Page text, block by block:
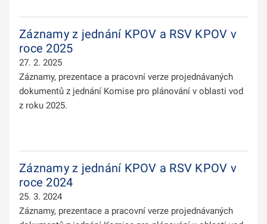
Záznamy z jednání KPOV a RSV KPOV v
roce 2025
27. 2. 2025
Záznamy, prezentace a pracovní verze projednávaných
dokumentů z jednání Komise pro plánování v oblasti vod
z roku 2025.
Záznamy z jednání KPOV a RSV KPOV v
roce 2024
25. 3. 2024
Záznamy, prezentace a pracovní verze projednávaných